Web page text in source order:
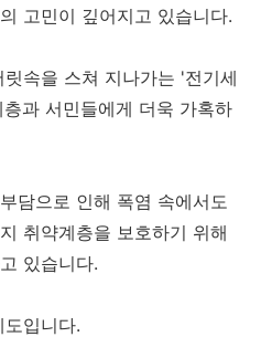
고민이 깊어지고 있습니다.
속을 스쳐 지나가는 '전기세
과 서민들에게 더욱 가혹하
담으로 인해 폭염 속에서도
취약계층을 보호하기 위해
있습니다.
도입니다.